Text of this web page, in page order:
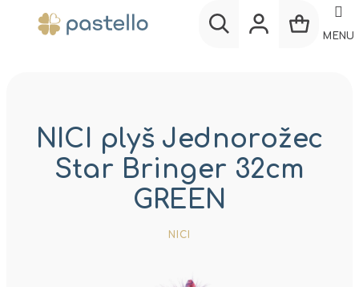
MENU
NICI plyš Jednorožec
Star Bringer 32cm
GREEN
NICI